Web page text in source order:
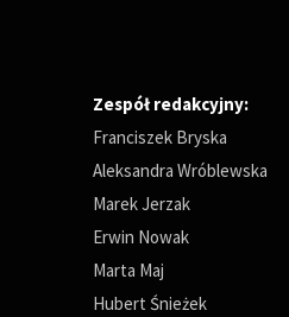
Zespół redakcyjny:
Franciszek Bryska
Aleksandra Wróblewska
Marek Jerzak
Erwin Nowak
Marta Maj
Hubert Śnieżek